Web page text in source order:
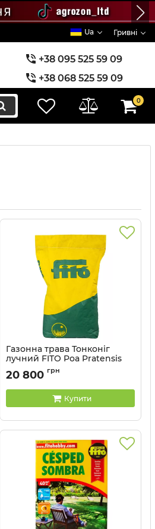
Ua Гривні
+38 095 525 59 09
+38 068 525 59 09
+38 073 525 59 09
0
Газонна трава Тонконіг
лучний FITO Poa Pratensis
Mix - 25 кг
20 800 грн
Купити